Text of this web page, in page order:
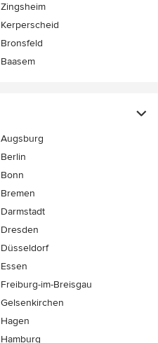
Zingsheim
Kerperscheid
Bronsfeld
Baasem
Augsburg
Berlin
Bonn
Bremen
Darmstadt
Dresden
Düsseldorf
Essen
Freiburg-im-Breisgau
Gelsenkirchen
Hagen
Hamburg